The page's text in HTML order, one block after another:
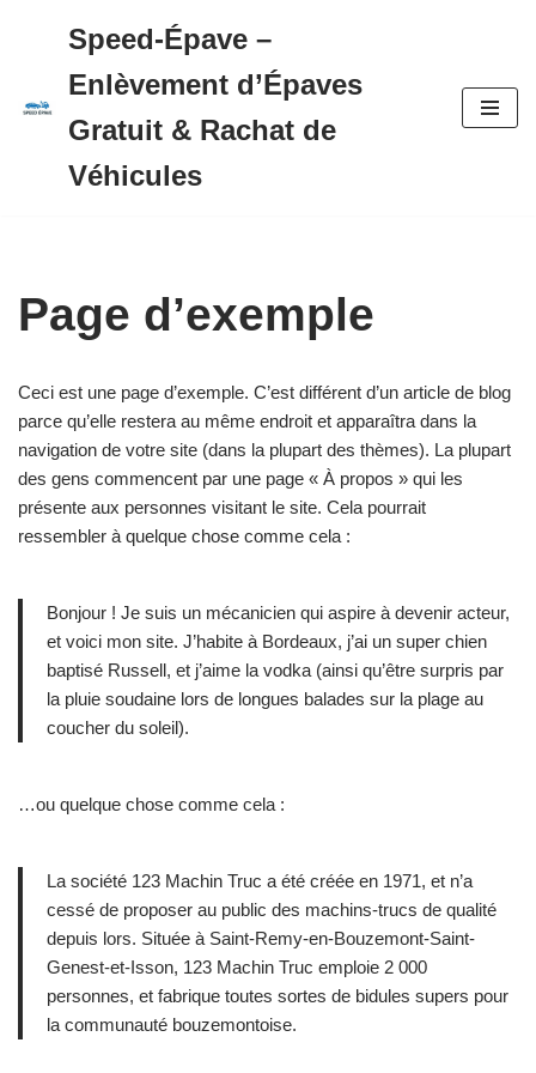
contenu
Speed-Épave –
Enlèvement d’Épaves
Gratuit & Rachat de
Véhicules
Page d’exemple
Ceci est une page d’exemple. C’est différent d’un article de blog
parce qu’elle restera au même endroit et apparaîtra dans la
navigation de votre site (dans la plupart des thèmes). La plupart
des gens commencent par une page « À propos » qui les
présente aux personnes visitant le site. Cela pourrait
ressembler à quelque chose comme cela :
Bonjour ! Je suis un mécanicien qui aspire à devenir acteur,
et voici mon site. J’habite à Bordeaux, j’ai un super chien
baptisé Russell, et j’aime la vodka (ainsi qu’être surpris par
la pluie soudaine lors de longues balades sur la plage au
coucher du soleil).
…ou quelque chose comme cela :
La société 123 Machin Truc a été créée en 1971, et n’a
cessé de proposer au public des machins-trucs de qualité
depuis lors. Située à Saint-Remy-en-Bouzemont-Saint-
Genest-et-Isson, 123 Machin Truc emploie 2 000
personnes, et fabrique toutes sortes de bidules supers pour
la communauté bouzemontoise.